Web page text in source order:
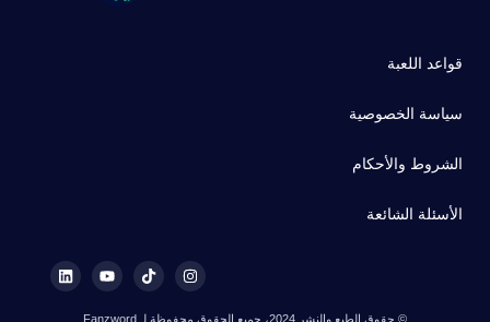
قواعد اللعبة
سياسة الخصوصية
الشروط والأحكام
الأسئلة الشائعة
© حقوق الطبع والنشر 2024، جميع الحقوق محفوظة لـ Fanzword